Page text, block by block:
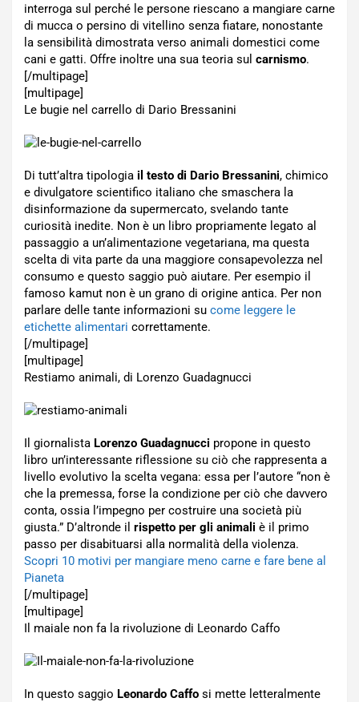
interroga sul perché le persone riescano a mangiare carne
di mucca o persino di vitellino senza fiatare, nonostante
la sensibilità dimostrata verso animali domestici come
cani e gatti. Offre inoltre una sua teoria sul carnismo.
[/multipage]
[multipage]
Le bugie nel carrello di Dario Bressanini
Di tutt’altra tipologia il testo di Dario Bressanini, chimico
e divulgatore scientifico italiano che smaschera la
disinformazione da supermercato, svelando tante
curiosità inedite. Non è un libro propriamente legato al
passaggio a un’alimentazione vegetariana, ma questa
scelta di vita parte da una maggiore consapevolezza nel
consumo e questo saggio può aiutare. Per esempio il
famoso kamut non è un grano di origine antica. Per non
parlare delle tante informazioni su come leggere le
etichette alimentari correttamente.
[/multipage]
[multipage]
Restiamo animali, di Lorenzo Guadagnucci
Il giornalista Lorenzo Guadagnucci propone in questo
libro un’interessante riflessione su ciò che rappresenta a
livello evolutivo la scelta vegana: essa per l’autore “non è
che la premessa, forse la condizione per ciò che davvero
conta, ossia l’impegno per costruire una società più
giusta.” D’altronde il rispetto per gli animali è il primo
passo per disabituarsi alla normalità della violenza.
Scopri 10 motivi per mangiare meno carne e fare bene al
Pianeta
[/multipage]
[multipage]
Il maiale non fa la rivoluzione di Leonardo Caffo
In questo saggio Leonardo Caffo si mette letteralmente